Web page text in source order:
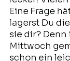
Eine Frage
lagerst Du
sie dir? Denn
Mittwoch
schon ein